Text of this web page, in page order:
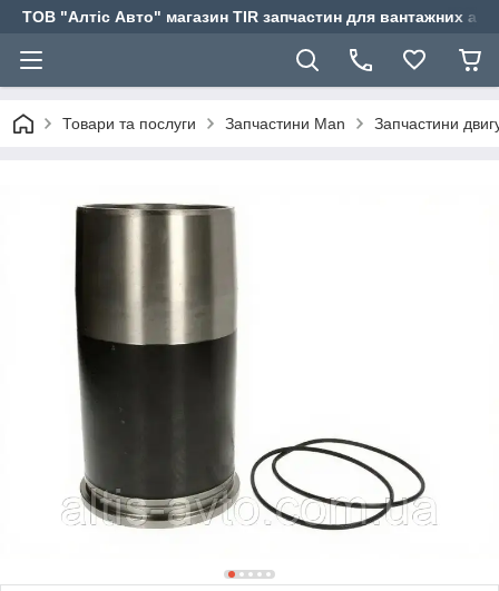
ТОВ "Алтіс Авто" магазин TIR запчастин для вантажних
Товари та послуги Запчастини Man Запчастини